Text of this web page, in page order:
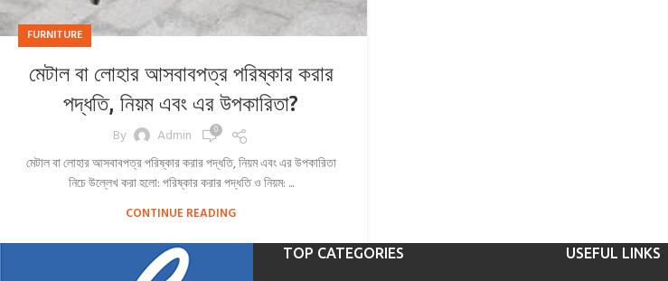
FURNITURE
মেটাল বা লোহার আসবাবপত্র পরিষ্কার করার
পদ্ধতি, নিয়ম এবং এর উপকারিতা?
By Admin 0
মেটাল বা লোহার আসবাবপত্র পরিষ্কার করার পদ্ধতি, নিয়ম এবং এর উপকারিতা
নিচে উল্লেখ করা হলো: পরিষ্কার করার পদ্ধতি ও নিয়ম: ...
CONTINUE READING
TOP CATEGORIES USEFUL LINKS